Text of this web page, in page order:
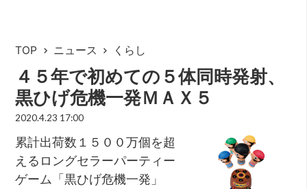
TOP ニュース くらし
４５年で初めての５体同時発射、
黒ひげ危機一発ＭＡＸ５
2020.4.23 17:00
累計出荷数１５００万個を超
えるロングセラーパーティー
ゲーム「黒ひげ危機一発」